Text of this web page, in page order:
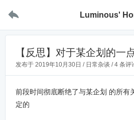
 Luminous'
【反思】对于某企划的一
发布于 2019年10月30日 / 日常杂谈 /4 条评
前段时间彻底断绝了与某企划 的所有
定的